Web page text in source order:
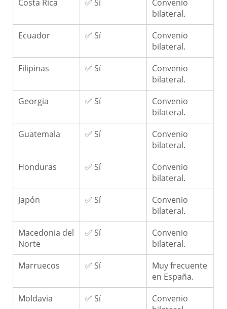
Costa Rica
✅ Sí
Convenio
bilateral.
Ecuador
✅ Sí
Convenio
bilateral.
Filipinas
✅ Sí
Convenio
bilateral.
Georgia
✅ Sí
Convenio
bilateral.
Guatemala
✅ Sí
Convenio
bilateral.
Honduras
✅ Sí
Convenio
bilateral.
Japón
✅ Sí
Convenio
bilateral.
Macedonia del
Norte
✅ Sí
Convenio
bilateral.
Marruecos
✅ Sí
Muy frecuente
en España.
Moldavia
✅ Sí
Convenio